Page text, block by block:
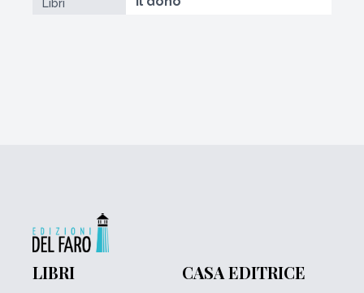
Libri
LIBRI CASA EDITRICE